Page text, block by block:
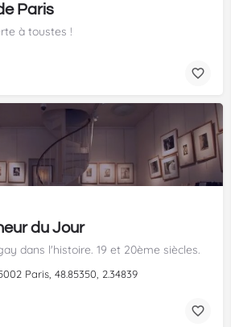
Paris
à toustes !
du Jour
dans l'histoire. 19 et 20ème siècles.
Paris, 48.85350, 2.34839